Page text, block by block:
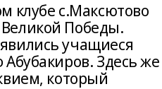
клубе с.Максютово
Победы.
учащиеся
Здесь же
который